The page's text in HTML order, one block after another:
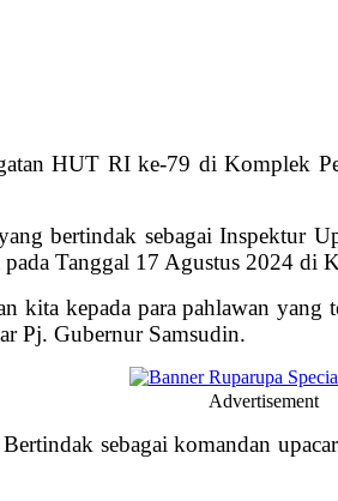
HUT RI ke-79 di Komplek
bertindak sebagai Inspektur
Tanggal 17 Agustus 2024 di
kita kepada para pahlawan
Pj. Gubernur Samsudin.
Advertisement
sebagai komandan